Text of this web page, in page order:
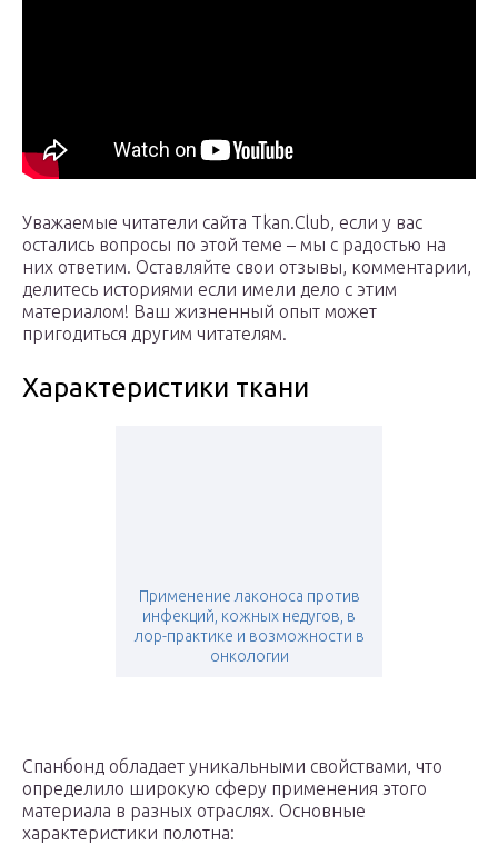
Уважаемые читатели сайта Tkan.Club, если у вас
остались вопросы по этой теме – мы с радостью на
них ответим. Оставляйте свои отзывы, комментарии,
делитесь историями если имели дело с этим
материалом! Ваш жизненный опыт может
пригодиться другим читателям.
Характеристики ткани
Применение лаконоса против
инфекций, кожных недугов, в
лор-практике и возможности в
онкологии
Спанбонд обладает уникальными свойствами, что
определило широкую сферу применения этого
материала в разных отраслях. Основные
характеристики полотна: